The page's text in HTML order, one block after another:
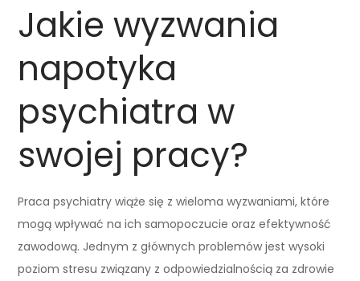
Jakie wyzwania
napotyka
psychiatra w
swojej pracy?
Praca psychiatry wiąże się z wieloma wyzwaniami, które
mogą wpływać na ich samopoczucie oraz efektywność
zawodową. Jednym z głównych problemów jest wysoki
poziom stresu związany z odpowiedzialnością za zdrowie